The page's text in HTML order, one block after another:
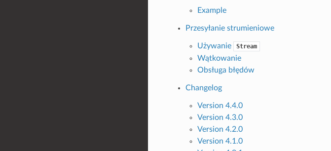
Example
Przesyłanie strumieniowe
Używanie Stream
Wątkowanie
Obsługa błędów
Changelog
Version 4.4.0
Version 4.3.0
Version 4.2.0
Version 4.1.0